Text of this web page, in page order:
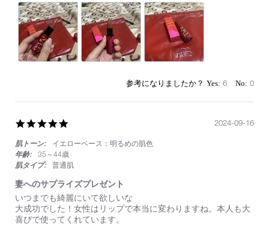
on
26
Feb
2025
explicitly
gorgeous
6 0
rating
肌トーン:
イエローベース：明るめの肌色
年齢:
35～44歳
肌タイプ:
普通肌
妻へのサプライズプレゼント
Review
by
on
review
stating
妻
いつまでも綺麗にいて欲しいな
大成功でした！女性はリップで本当に変わりますね。本人も大
喜びで使ってくれています。
2024-09-16